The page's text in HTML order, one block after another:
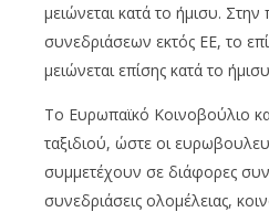
μειώνεται κατά το ήμισυ. Στην
συνεδριάσεων εκτός ΕΕ, το
μειώνεται επίσης κατά το
Το Ευρωπαϊκό Κοινοβούλιο
ταξιδιού, ώστε οι
συμμετέχουν σε διάφορες
συνεδριάσεις ολομέλειας,